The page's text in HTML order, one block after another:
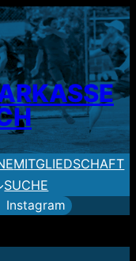
MITGLIEDSCHAFT
SUCHE
Instagram